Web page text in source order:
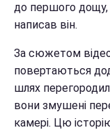
до першого дощу,
написав він.
За сюжетом
повертаються
шлях
вони змушені
камері. Цю